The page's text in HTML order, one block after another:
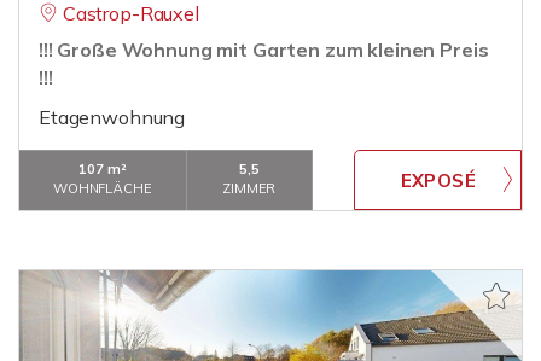
Castrop-Rauxel
!!! Große Wohnung mit Garten zum kleinen Preis
!!!
Etagenwohnung
107 m²
WOHNFLÄCHE
5,5
ZIMMER